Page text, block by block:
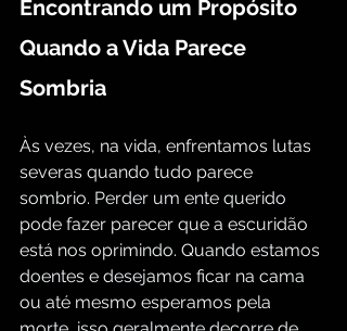
Encontrando um Propósito
Quando a Vida Parece
Sombria
Às vezes, na vida, enfrentamos lutas
severas quando tudo parece
sombrio. Perder um ente querido
pode fazer parecer que a escuridão
está nos oprimindo. Quando estamos
doentes e desejamos ficar na cama
ou até mesmo esperamos pela